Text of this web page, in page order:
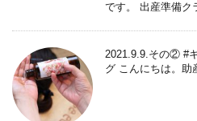
です。 出産準備ク
2021.9.9.その② #
グ こんにちは。助